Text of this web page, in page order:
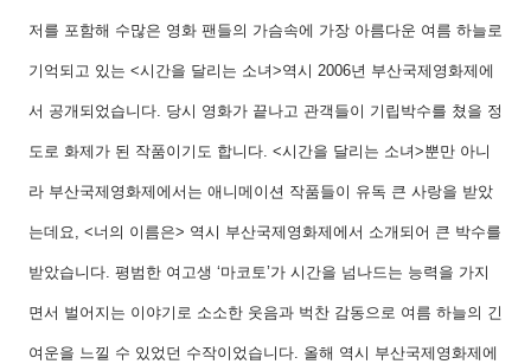
저를 포함해 수많은 영화 팬들의 가슴속에 가장 아름다운 여름 하늘로
기억되고 있는 <시간을 달리는 소녀>역시 2006년 부산국제영화제에
서 공개되었습니다. 당시 영화가 끝나고 관객들이 기립박수를 쳤을 정
도로 화제가 된 작품이기도 합니다. <시간을 달리는 소녀>뿐만 아니
라 부산국제영화제에서는 애니메이션 작품들이 유독 큰 사랑을 받았
는데요, <너의 이름은> 역시 부산국제영화제에서 소개되어 큰 박수를
받았습니다. 평범한 여고생 ‘마코토’가 시간을 넘나드는 능력을 가지
면서 벌어지는 이야기로 소소한 웃음과 벅찬 감동으로 여름 하늘의 긴
여운을 느낄 수 있었던 수작이었습니다. 올해 역시 부산국제영화제에